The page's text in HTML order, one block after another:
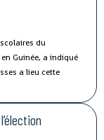
du
Guinée, a indiqué
a lieu cette